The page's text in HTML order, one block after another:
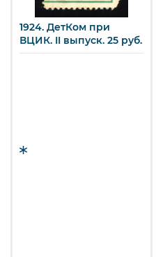
1924. ДетКом при
ВЦИК. II выпуск. 25 руб.